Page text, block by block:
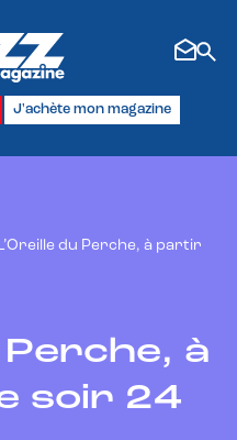
J'achète mon magazine
L’Oreille du Perche, à partir
Perche, à
soir 24